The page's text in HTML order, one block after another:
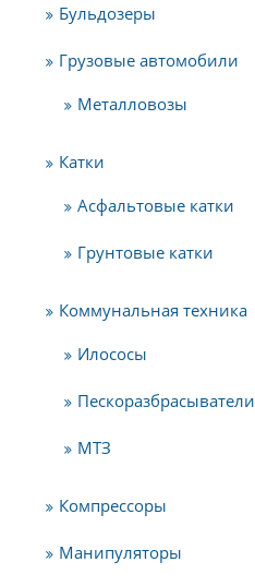
Бульдозеры
Грузовые автомобили
Металловозы
Катки
Асфальтовые катки
Грунтовые катки
Коммунальная техника
Илососы
Пескоразбрасыватели
МТЗ
Компрессоры
Манипуляторы